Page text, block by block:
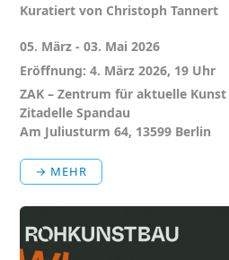
Kuratiert von Christoph Tannert
05. März - 03. Mai 2026
Eröffnung: 4. März 2026, 19 Uhr
ZAK – Zentrum für aktuelle Kunst
Zitadelle Spandau
Am Juliusturm 64, 13599 Berlin
→ MEHR